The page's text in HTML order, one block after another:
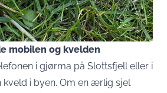
mobilen og kvelden
i gjørma på Slottsfjell eller i
kveld i byen. Om en ærlig sjel